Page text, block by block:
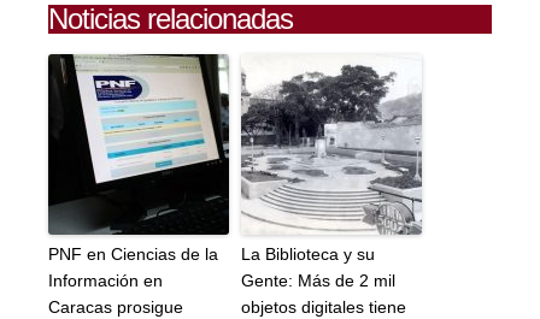
Noticias relacionadas
PNF en Ciencias de la
Información en
Caracas prosigue
La Biblioteca y su
Gente: Más de 2 mil
objetos digitales tiene